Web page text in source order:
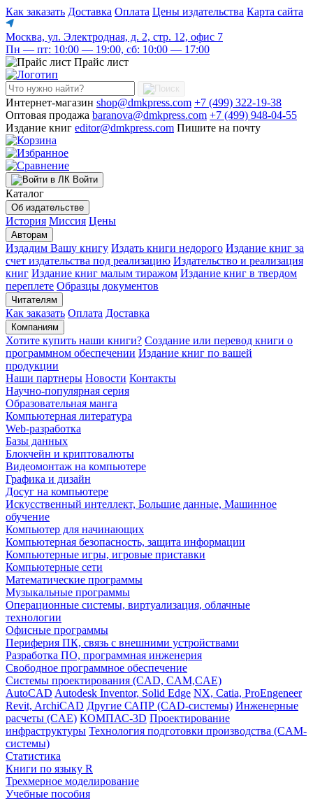
Как заказать Доставка Оплата Цены издательства Карта сайта
Москва, ул. Электродная, д. 2, стр. 12, офис 7
Пн — пт: 10:00 — 19:00, сб: 10:00 — 17:00
Прайс лист
Интернет-магазин shop@dmkpress.com +7 (499) 322-19-38
Оптовая продажа baranova@dmkpress.com +7 (499) 948-04-55
Издание книг editor@dmkpress.com Пишите на почту
Войти
Каталог
Об издательстве
История Миссия Цены
Авторам
Издадим Вашу книгу Издать книги недорого Издание книг за
счет издательства под реализацию Издательство и реализация
книг Издание книг малым тиражом Издание книг в твердом
переплете Образцы документов
Читателям
Как заказать Оплата Доставка
Компаниям
Хотите купить наши книги? Создание или перевод книги о
программном обеспечении Издание книг по вашей
продукции
Наши партнеры Новости Контакты
Научно-популярная серия
Образовательная манга
Компьютерная литература
Web-разработка
Базы данных
Блокчейн и криптовалюты
Видеомонтаж на компьютере
Графика и дизайн
Досуг на компьютере
Искусственный интеллект, Большие данные, Машинное
обучение
Компьютер для начинающих
Компьютерная безопасность, защита информации
Компьютерные игры, игровые приставки
Компьютерные сети
Математические программы
Музыкальные программы
Операционные системы, виртуализация, облачные
технологии
Офисные программы
Периферия ПК, связь с внешними устройствами
Разработка ПО, программная инженерия
Свободное программное обеспечение
Системы проектирования (CAD, CAM,CAE)
AutoCAD Autodesk Inventor, Solid Edge NX, Catia, ProEngeneer
Revit, ArchiCAD Другие САПР (CAD-системы) Инженерные
расчеты (CAE) КОМПАС-3D Проектирование
инфраструктуры Технология подготовки производства (CAM-
системы)
Статистика
Книги по языку R
Трехмерное моделирование
Учебные пособия